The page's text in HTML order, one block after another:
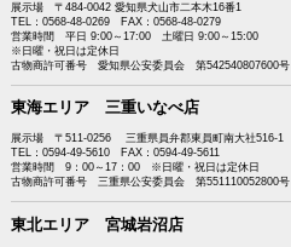
展示場 〒484-0042 愛知県犬山市二本木16番1
TEL：0568-48-0269 FAX：0568-48-0279
営業時間 平日 9:00～17:00 土曜日 9:00～15:00
※日曜・祝日は定休日
古物商許可番号 愛知県公安委員会 第542540807600号
東海エリア 三重いなべ店
展示場 〒511-0256 三重県員弁郡東員町南大社516-1
TEL：0594-49-5610 FAX：0594-49-5611
営業時間 9：00～17：00 ※日曜・祝日は定休日
古物商許可番号 三重県公安委員会 第551110052800号
東北エリア 宮城岩沼店